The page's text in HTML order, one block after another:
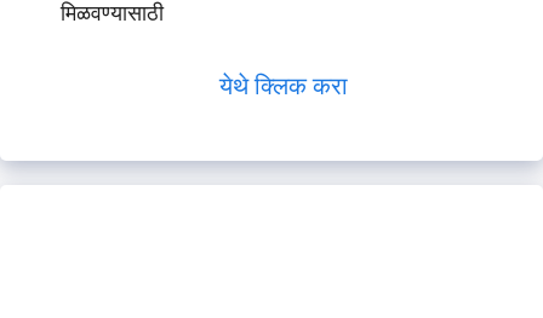
मिळवण्यासाठी
येथे क्लिक करा